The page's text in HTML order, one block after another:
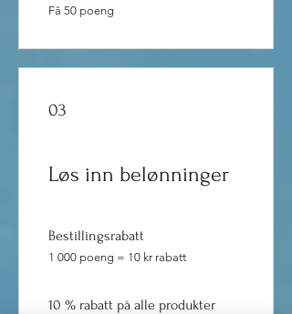
Få 50 poeng
03
Løs inn belønninger
Bestillingsrabatt
1 000 poeng = 10 kr rabatt
10 % rabatt på alle produkter